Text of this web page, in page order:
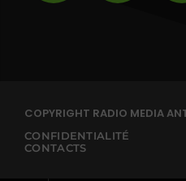
COPYRIGHT RADIO MEDIA
CONFIDENTIALITÉ
CONTACTS